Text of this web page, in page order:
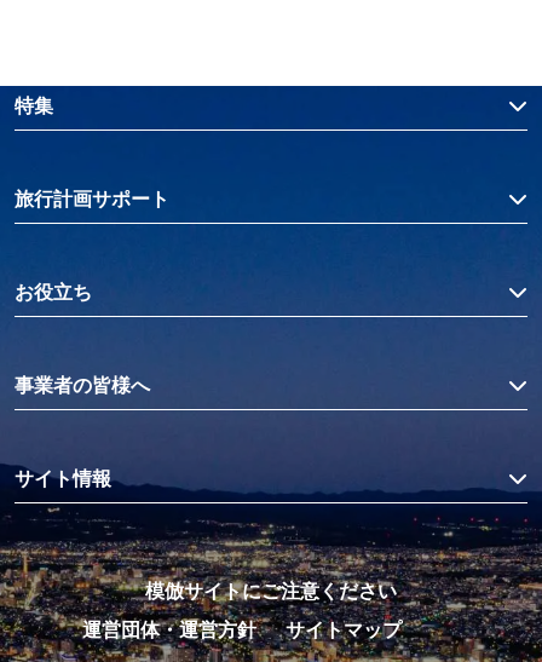
特集
旅行計画サポート
お役立ち
事業者の皆様へ
サイト情報
模倣サイトにご注意ください
運営団体・運営方針
サイトマップ